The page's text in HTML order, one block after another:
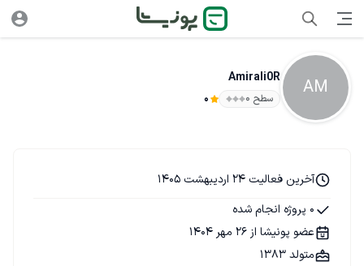
AM
Amirali0R
سطح ۰ 0
آخرین فعالیت 24 اردیبهشت 1405
0 پروژه انجام شده
عضو پونیشا از 26 مهر 1404
متولد 1383